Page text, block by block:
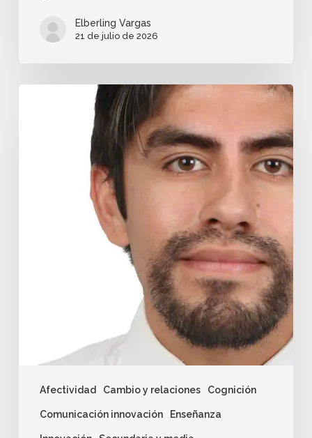
Elberling Vargas
21 de julio de 2026
Afectividad Cambio y relaciones Cognición
Comunicación innovación Enseñanza